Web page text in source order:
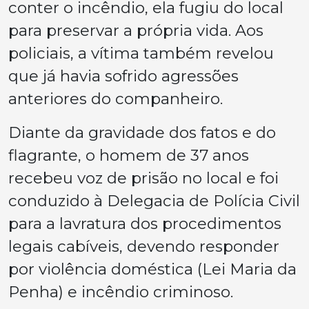
conter o incêndio, ela fugiu do local
para preservar a própria vida. Aos
policiais, a vítima também revelou
que já havia sofrido agressões
anteriores do companheiro.
Diante da gravidade dos fatos e do
flagrante, o homem de 37 anos
recebeu voz de prisão no local e foi
conduzido à Delegacia de Polícia Civil
para a lavratura dos procedimentos
legais cabíveis, devendo responder
por violência doméstica (Lei Maria da
Penha) e incêndio criminoso.